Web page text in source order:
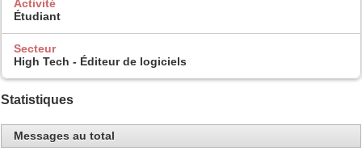
Activité
Étudiant
Secteur
High Tech - Éditeur de logiciels
Statistiques
Messages au total